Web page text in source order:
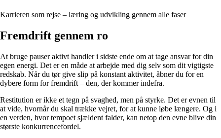
Karrieren som rejse – læring og udvikling gennem alle faser
Fremdrift gennem ro
At bruge pauser aktivt handler i sidste ende om at tage ansvar for din
egen energi. Det er en måde at arbejde med dig selv som dit vigtigste
redskab. Når du tør give slip på konstant aktivitet, åbner du for en
dybere form for fremdrift – den, der kommer indefra.
Restitution er ikke et tegn på svaghed, men på styrke. Det er evnen til
at vide, hvornår du skal trække vejret, for at kunne løbe længere. Og i
en verden, hvor tempoet sjældent falder, kan netop den evne blive din
største konkurrencefordel.